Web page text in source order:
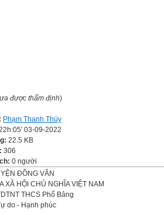
được thẩm định)
Phạm Thanh Thúy
03-09-2022
22.5 KB
306
0 người
ĐỒNG VĂN
XÃ HỘI CHỦ NGHĨA VIỆT NAM
THCS Phố Bảng
do - Hạnh phúc